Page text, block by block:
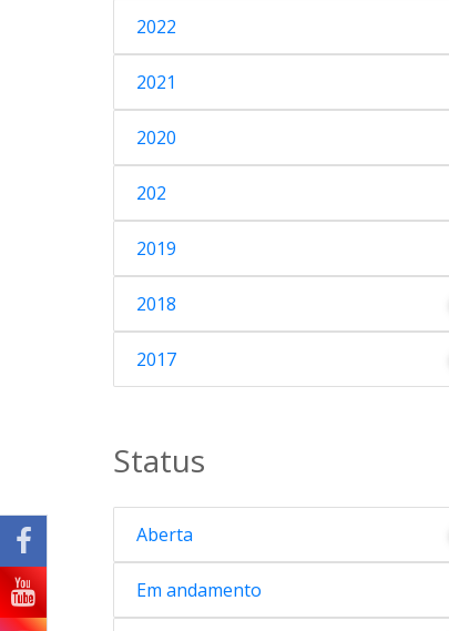
2022
2021
2020
202
2019
2018
2017
Status
Aberta
Em andamento